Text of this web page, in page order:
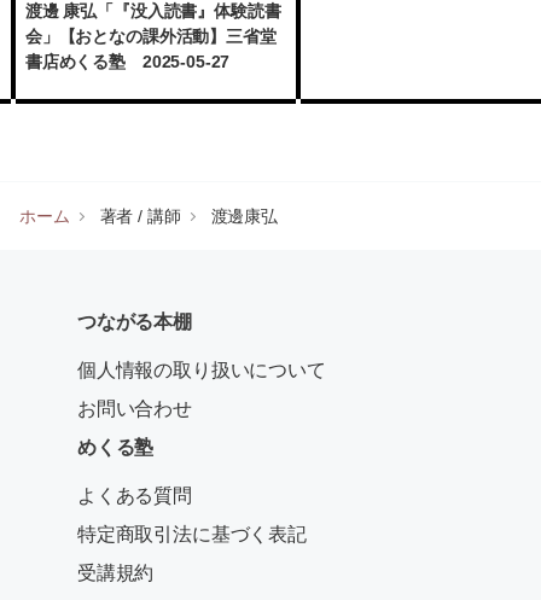
渡邊 康弘「『没入読書』体験読書
会」【おとなの課外活動】三省堂
書店めくる塾 2025-05-27
ホーム 著者 / 講師 渡邊康弘
つながる本棚
個人情報の取り扱いについて
お問い合わせ
めくる塾
よくある質問
特定商取引法に基づく表記
受講規約